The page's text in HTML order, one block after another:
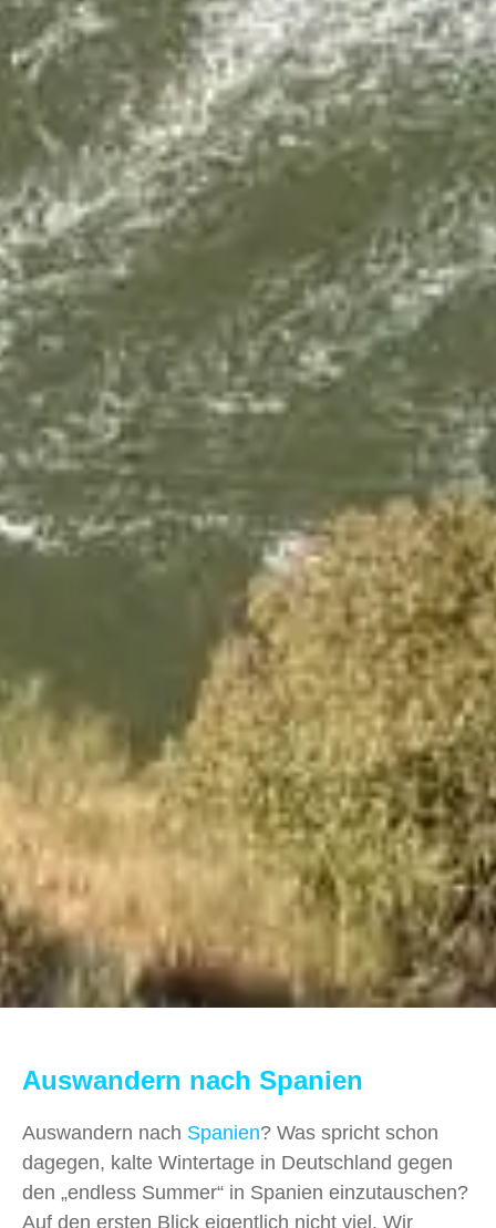
Auswandern nach Spanien
Auswandern nach Spanien? Was spricht schon
dagegen, kalte Wintertage in Deutschland gegen
den „endless Summer“ in Spanien einzutauschen?
Auf den ersten Blick eigentlich nicht viel. Wir